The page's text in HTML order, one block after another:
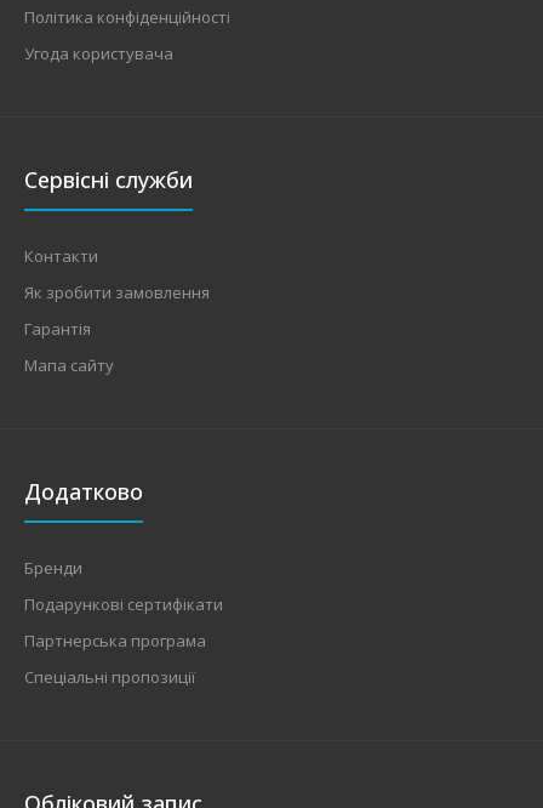
Політика конфіденційності
Угода користувача
Сервісні служби
Контакти
Як зробити замовлення
Гарантія
Мапа сайту
Додатково
Бренди
Подарункові сертифікати
Партнерська програма
Спеціальні пропозиції